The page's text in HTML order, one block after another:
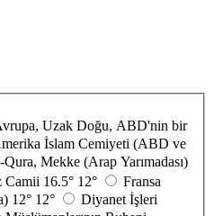
Uzak Doğu, ABD'nin bir
İslam Cemiyeti (ABD ve
Mekke (Arap Yarımadası)
Camii 16.5° 12°
Fransa
12° 12°
Diyanet İşleri